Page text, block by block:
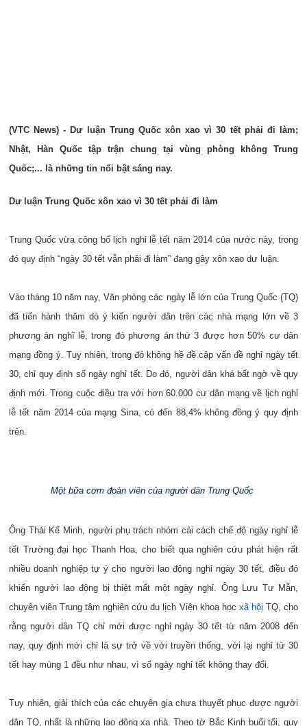
(VTC News) - Dư luận Trung Quốc xôn xao vì 30 tết phải đi làm;
Nhật, Hàn Quốc tập trận chung tại vùng phòng không Trung
Quốc;... là những tin nổi bật sáng nay.
Dư luận Trung Quốc xôn xao vì 30 tết phải đi làm
Trung Quốc vừa công bố lịch nghỉ lễ tết năm 2014 của nước này, trong
đó quy định “ngày 30 tết vẫn phải đi làm” đang gây xôn xao dư luận.
Vào tháng 10 năm nay, Văn phòng các ngày lễ lớn của Trung Quốc (TQ)
đã tiến hành thăm dò ý kiến người dân trên các nhà mạng lớn về 3
phương án nghĩ lễ, trong đó phương án thứ 3 được hơn 50% cư dân
mạng đồng ý. Tuy nhiên, trong đó không hề đề cập vấn đề nghỉ ngày tết
30, chỉ quy định số ngày nghỉ tết. Do đó, người dân khá bất ngờ về quy
định mới. Trong cuộc điều tra với hơn 60.000 cư dân mạng về lịch nghỉ
lễ tết năm 2014 của mạng Sina, có đến 88,4% không đồng ý quy định
trên.
Một bữa cơm đoàn viên của người dân Trung Quốc
Ông Thái Kế Minh, người phụ trách nhóm cải cách chế độ ngày nghỉ lễ
tết Trường đại học Thanh Hoa, cho biết qua nghiên cứu phát hiện rất
nhiều doanh nghiệp tự ý cho người lao động nghỉ ngày 30 tết, điều đó
khiến người lao động bị thiệt mất một ngày nghỉ. Ông Lưu Tư Mẫn,
chuyên viên Trung tâm nghiên cứu du lịch Viện khoa học xã hội TQ, cho
rằng người dân TQ chỉ mới được nghỉ ngày 30 tết từ năm 2008 đến
nay, quy định mới chỉ là sự trở về với truyền thống, với lại nghỉ từ 30
tết hay mùng 1 đều như nhau, vì số ngày nghỉ tết không thay đổi.
Tuy nhiên, giải thích của các chuyên gia chưa thuyết phục được người
dân TQ, nhất là những lao động xa nhà. Theo tờ Bắc Kinh buổi tối, quy